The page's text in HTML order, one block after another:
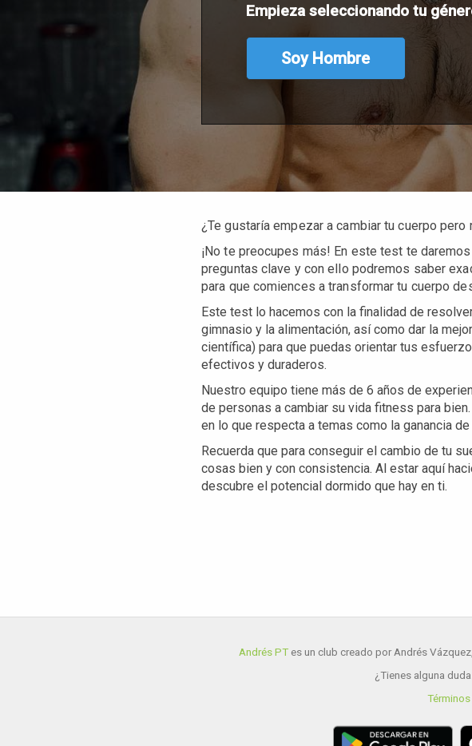
Empieza seleccionando tu
Soy Hombre
¿Te gustaría empezar a cambiar tu cuerpo
¡No te preocupes más! En este test te
preguntas clave y con ello podremos saber
para que comiences a transformar tu cuerpo
Este test lo hacemos con la finalidad de
gimnasio y la alimentación, así como dar la
científica) para que puedas orientar tus
efectivos y duraderos.
Nuestro equipo tiene más de 6 años de
de personas a cambiar su vida fitness para
en lo que respecta a temas como la ganancia
Recuerda que para conseguir el cambio de tu
cosas bien y con consistencia. Al estar aquí
descubre el potencial dormido que hay en ti.
Andrés PT es un club creado por Andrés
¿Tienes alguna